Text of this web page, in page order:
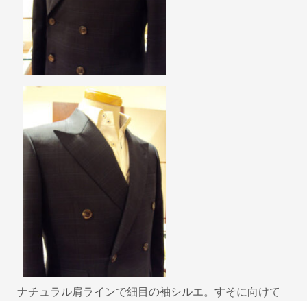
ナチュラル肩ラインで細目の袖シルエ。すそに向けて